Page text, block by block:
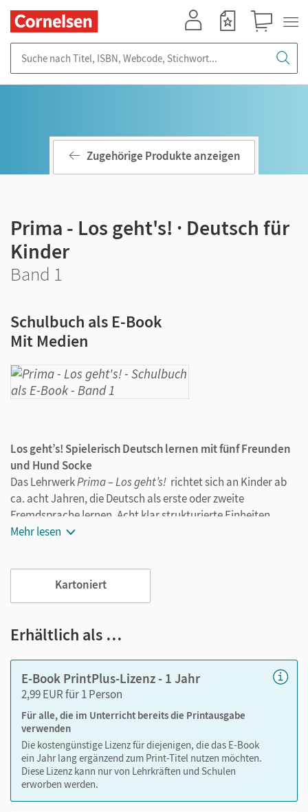
Zugehörige Produkte anzeigen
Prima - Los geht's! · Deutsch für
Kinder
Band 1
Schulbuch als E-Book
Mit Medien
Los geht’s! Spielerisch Deutsch lernen mit fünf Freunden
und Hund Socke
Das LehrwerkPrima – Los geht’s! richtet sich an Kinder ab
ca. acht Jahren, die Deutsch als erste oder zweite
Fremdsprache lernen. Acht klar strukturierte Einheiten
führen im Schulbuch mit altersbezogenen Themen,
den Deutschunterricht. Regelmäßige Wiederholungsphasen
Einblicke in die Lebenswelt von Kindern in den D-A-CH-
Ländern
Spielerische Aufgabentypen, die helfen, die
kommunikativen Sprachfertigkeiten aufzubauen
Bewegungsspiele und Lieder, mit denen neu gelernte
Strukturen automatisiert werden
Integrierte Phonetik für eine klare Aussprache von
Anfang an
Vorschläge für Projektarbeiten
Übersichtliche Zusammenfassung der Grammatik zu
Mehr lesen
Kartoniert
Erhältlich als …
E-Book PrintPlus-Lizenz - 1 Jahr
2,99 EUR für 1 Person
Für alle, die im Unterricht bereits die Printausgabe
verwenden
Die kostengünstige Lizenz für diejenigen, die das E-Book
ein Jahr lang ergänzend zum Print-Titel nutzen möchten.
Diese Lizenz kann nur von Lehrkräften und Schulen
erworben werden.